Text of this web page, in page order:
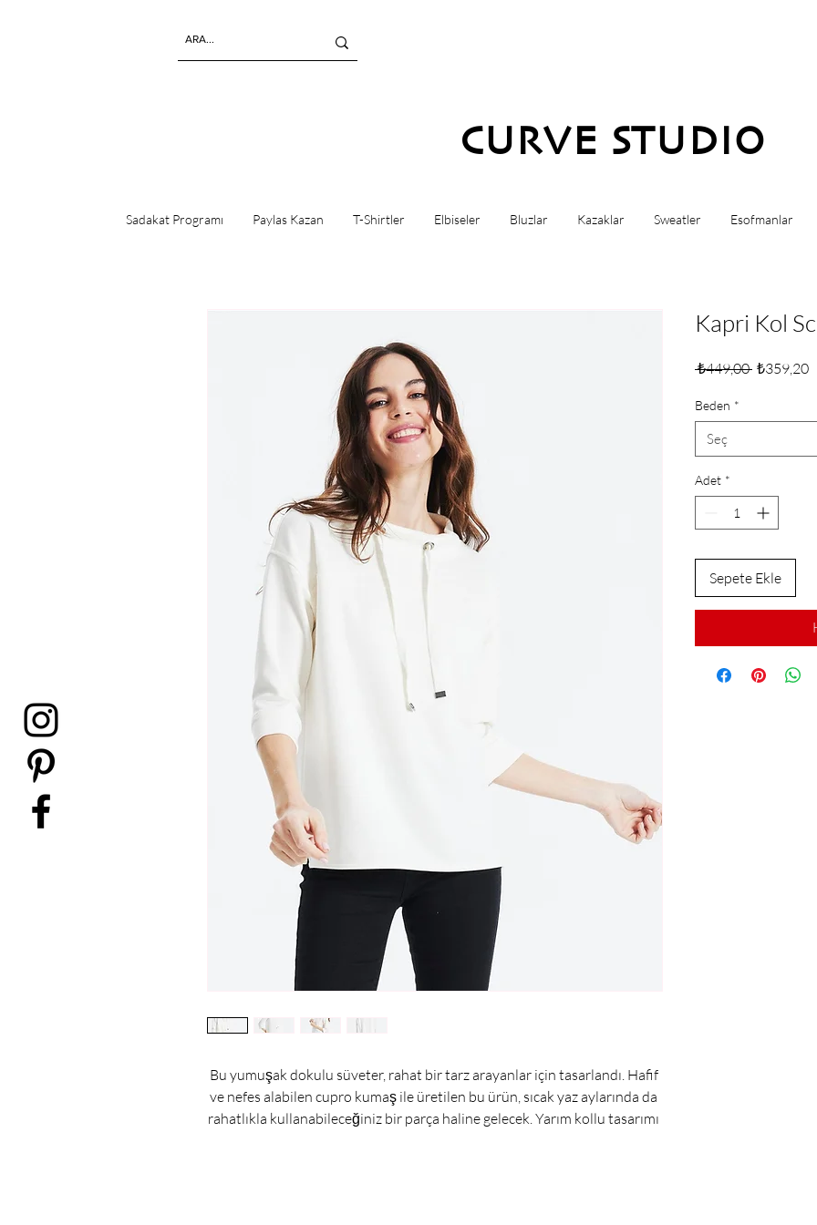
CURVE STUDIO
Sadakat Programı Paylas Kazan T-Shirtler Elbiseler Bluzlar Kazaklar Sweatler Esofmanlar
Bu yumuşak dokulu süveter, rahat bir tarz arayanlar için tasarlandı. Hafif
ve nefes alabilen cupro kumaş ile üretilen bu ürün, sıcak yaz aylarında da
rahatlıkla kullanabileceğiniz bir parça haline gelecek. Yarım kollu tasarımı
Kapri Kol
₺449,00 Normal
₺359,20
Beden *
Seç
Adet *
Sepete Ekle